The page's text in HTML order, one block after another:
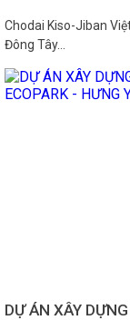
Chodai Kiso-Jiban
Đông Tây…
DỰ ÁN XÂY